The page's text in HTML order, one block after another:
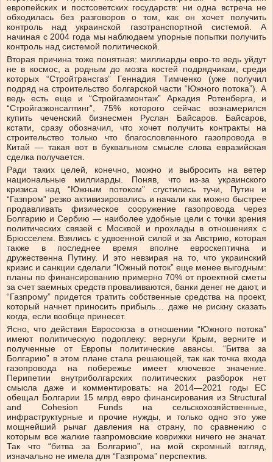
европейских и постсоветских государств: ни одна встреча не
обходилась без разговоров о том, как он хочет получить
контроль над украинской газотранспортной системой. А
начиная с 2004 года мы наблюдаем упорные попытки получить
контроль над системой политической.
Вторая причина тоже понятная: миллиарды евро-то ведь уйдут
не в космос, а родным до мозга костей подрядчикам, среди
которых “Стройтрансгаз” Геннадия Тимченко (уже получил
подряд на строительство болгарской части “Южного потока”). А
ведь есть еще и “Стройгазмонтаж” Аркадия Ротенберга, и
“Стройгазконсалтинг”, 75% которого сейчас вознамерился
купить чеченский бизнесмен Руслан Байсаров. Байсаров,
кстати, сразу обозначил, что хочет получить контракты на
строительство только что благословленного газопровода в
Китай — такая вот в буквальном смысле слова евразийская
сделка получается.
Ради таких целей, конечно, можно и выбросить на ветер
национальные миллиарды. Поняв, что из-за украинского
кризиса над “Южным потоком” сгустились тучи, Путин и
“Газпром” резко активизировались и начали как можно быстрее
продавливать физическое сооружение газопровода через
Болгарию и Сербию — наиболее удобные цели с точки зрения
политических связей с Москвой и прохлады в отношениях с
Брюсселем. Взялись с удвоенной силой и за Австрию, которая
также в последнее время вполне евроскептична и
дружественна Путину. И это невзирая на то, что украинский
кризис и санкции сделали “Южный поток” еще менее выгодным:
планы по финансированию примерно 70% от проектной сметы
за счет заемных средств проваливаются, банки денег не дают, и
“Газпрому” придется тратить собственные средства на проект,
который начнет приносить прибыль… даже не рискну сказать
когда, если вообще принесет.
Ясно, что действия Евросоюза в отношении “Южного потока”
имеют политическую подоплеку: вернули Крым, верните и
полученные от Европы политические авансы. “Битва за
Болгарию” в этом плане стала решающей, так как точка входа
газопровода на побережье имеет ключевое значение.
Перипетии внутриболгарских политических разборок нет
смысла даже и комментировать: на 2014—2021 годы ЕС
обещал Болгарии 15 млрд евро финансирования из Structural
and Cohesion Funds на сельскохозяйственные,
инфраструктурные и прочие нужды, и только одно это уже
мощнейший рычаг давления на страну, по сравнению с
которым все жалкие газпромовские коврижки ничего не значат.
Так что “битва за Болгарию”, на мой скромный взгляд,
изначально не имела для “Газпрома” перспектив.